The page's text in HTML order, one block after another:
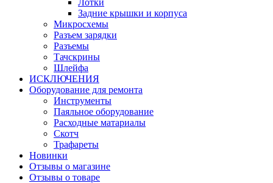
Лотки
Задние крышки и корпуса
Микросхемы
Разъем зарядки
Разъемы
Тачскрины
Шлейфа
ИСКЛЮЧЕНИЯ
Оборудование для ремонта
Инструменты
Паяльное оборудование
Расходные матариалы
Скотч
Трафареты
Новинки
Отзывы о магазине
Отзывы о товаре